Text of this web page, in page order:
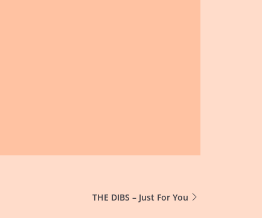
THE DIBS – Just For You